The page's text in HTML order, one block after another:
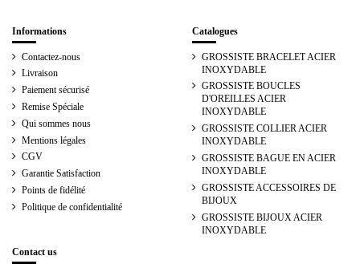
Informations
Contactez-nous
Livraison
Paiement sécurisé
Remise Spéciale
Qui sommes nous
Mentions légales
CGV
Garantie Satisfaction
Points de fidélité
Politique de confidentialité
Catalogues
GROSSISTE BRACELET ACIER
INOXYDABLE
GROSSISTE BOUCLES
D'OREILLES ACIER
INOXYDABLE
GROSSISTE COLLIER ACIER
INOXYDABLE
GROSSISTE BAGUE EN ACIER
INOXYDABLE
GROSSISTE ACCESSOIRES DE
BIJOUX
GROSSISTE BIJOUX ACIER
INOXYDABLE
Contact us